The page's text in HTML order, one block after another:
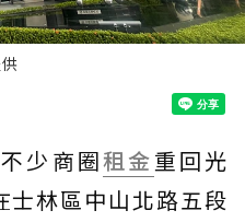
少商圈租金重回光
士林區中山北路五段